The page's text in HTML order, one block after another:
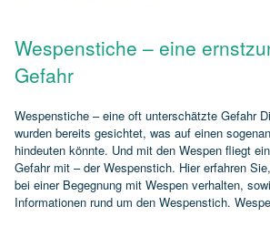
Wespenstiche – eine
Gefahr
Wespenstiche – eine oft unterschätzte Gefahr
wurden bereits gesichtet, was auf einen
hindeuten könnte. Und mit den Wespen fliegt
Gefahr mit – der Wespenstich. Hier erfahren
bei einer Begegnung mit Wespen verhalten,
Informationen rund um den Wespenstich.